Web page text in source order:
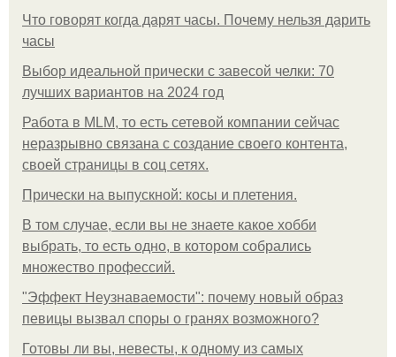
Что говорят когда дарят часы. Почему нельзя дарить
часы
Выбор идеальной прически с завесой челки: 70
лучших вариантов на 2024 год
Работа в MLM, то есть сетевой компании сейчас
неразрывно связана с создание своего контента,
своей страницы в соц сетях.
Прически на выпускной: косы и плетения.
В том случае, если вы не знаете какое хобби
выбрать, то есть одно, в котором собрались
множество профессий.
"Эффект Неузнаваемости": почему новый образ
певицы вызвал споры о гранях возможного?
Готовы ли вы, невесты, к одному из самых